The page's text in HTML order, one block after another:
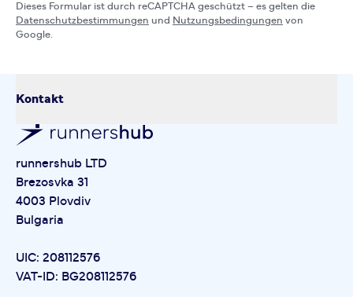
Dieses Formular ist durch reCAPTCHA geschützt – es gelten die
Datenschutzbestimmungen und Nutzungsbedingungen von
Google.
Kontakt
runnershub LTD
Brezosvka 31
4003 Plovdiv
Bulgaria
UIC: 208112576
VAT-ID: BG208112576